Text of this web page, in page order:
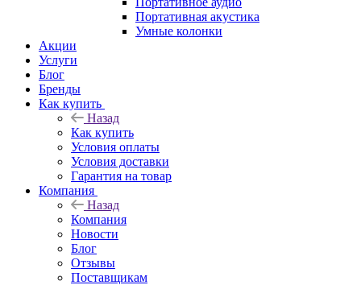
Портативная акустика
Умные колонки
Акции
Услуги
Блог
Бренды
Как купить
Назад
Как купить
Условия оплаты
Условия доставки
Гарантия на товар
Компания
Назад
Компания
Новости
Блог
Отзывы
Поставщикам